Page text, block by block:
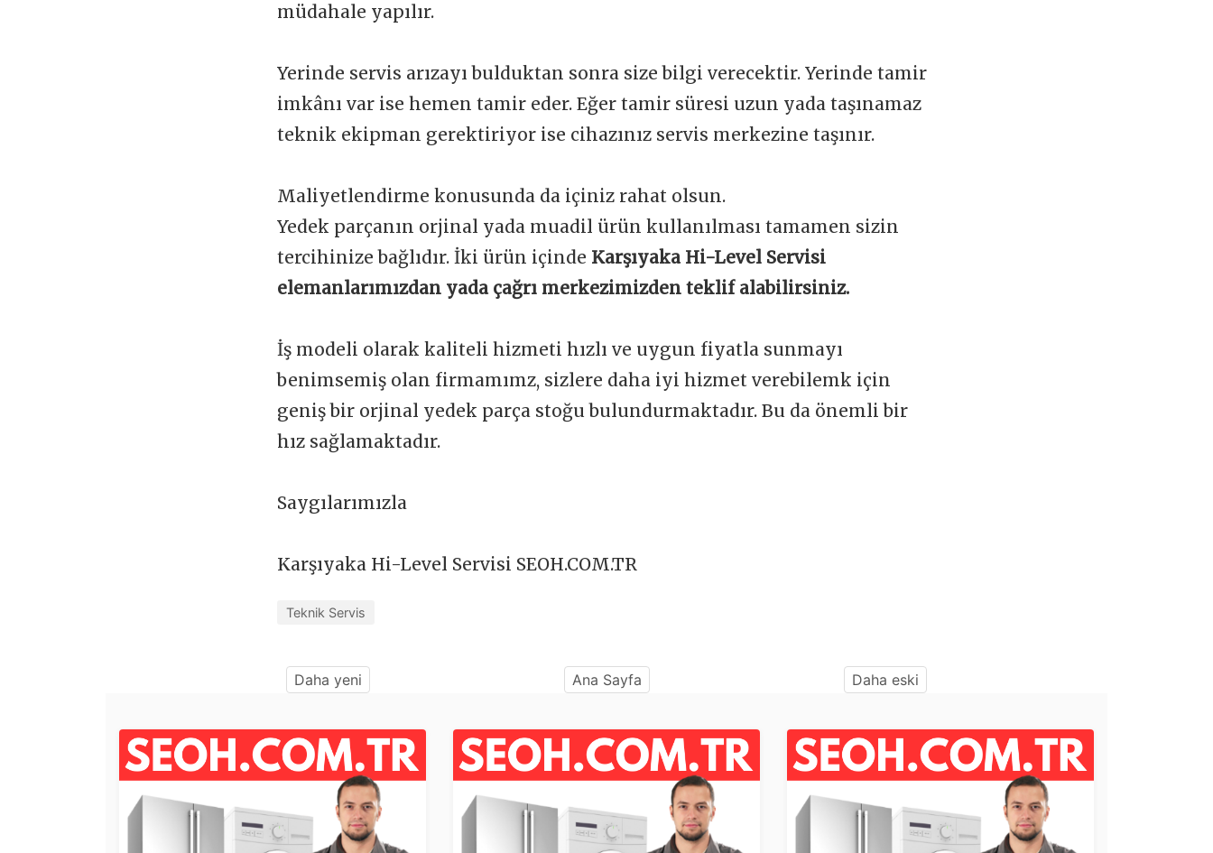
müdahale yapılır.
Yerinde servis arızayı bulduktan sonra size bilgi verecektir. Yerinde tamir
imkânı var ise hemen tamir eder. Eğer tamir süresi uzun yada taşınamaz
teknik ekipman gerektiriyor ise cihazınız servis merkezine taşınır.
Maliyetlendirme konusunda da içiniz rahat olsun.
Yedek parçanın orjinal yada muadil ürün kullanılması tamamen sizin
tercihinize bağlıdır. İki ürün içinde Karşıyaka Hi-Level Servisi
elemanlarımızdan yada çağrı merkezimizden teklif alabilirsiniz.
İş modeli olarak kaliteli hizmeti hızlı ve uygun fiyatla sunmayı
benimsemiş olan firmamımz, sizlere daha iyi hizmet verebilemk için
geniş bir orjinal yedek parça stoğu bulundurmaktadır. Bu da önemli bir
hız sağlamaktadır.
Saygılarımızla
Karşıyaka Hi-Level Servisi SEOH.COM.TR
Teknik Servis
Daha yeni Ana Sayfa Daha eski